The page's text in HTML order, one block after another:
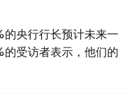
央行行长预计未来一
受访者表示，他们的